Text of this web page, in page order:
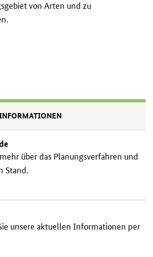
von Arten und zu
über das Planungs­verfahren und
Stand.
unsere aktuellen Informationen per